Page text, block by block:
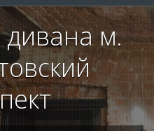
м.